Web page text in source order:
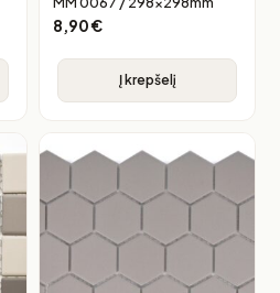
8,90€
Į krepšelį